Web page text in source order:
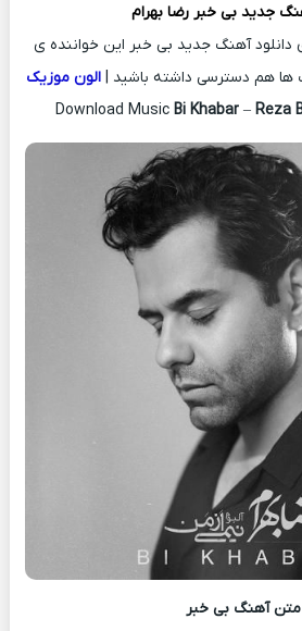
جدید بی خبررضا بهرام
دانلود آهنگ جدید بی خبر این خواننده ی
ها هم دسترسی داشته باشید |الون موزیک
Download Music Bi Khabar – Reza
متن آهنگ بی خبر